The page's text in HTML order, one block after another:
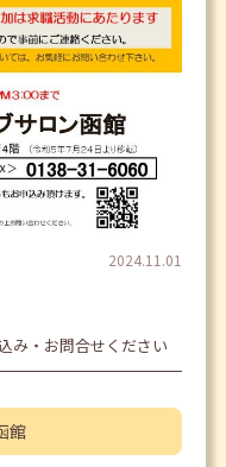
2024.11.01
み・お問合せください
館